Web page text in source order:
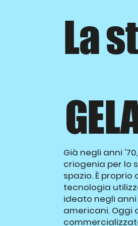
La
Già negli anni
criogenia per lo
spazio. È
tecnologia
ideato negli
americani. Oggi